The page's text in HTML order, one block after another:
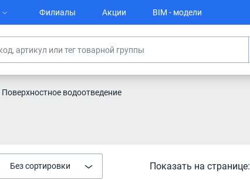
Филиалы Акции BIM - модели
Поверхностное водоотведение
Без сортировки Показать на странице: